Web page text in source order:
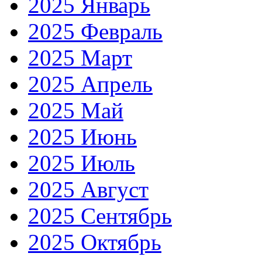
2025 Февраль
2025 Март
2025 Апрель
2025 Май
2025 Июнь
2025 Июль
2025 Август
2025 Сентябрь
2025 Октябрь